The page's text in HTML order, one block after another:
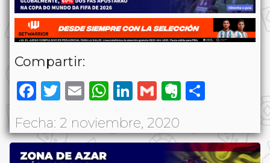
Compartir:
Facebook
Twitter
EmailWhatsApp
LinkedIn
GmailEvernote
Fecha: 2 noviembre, 2020